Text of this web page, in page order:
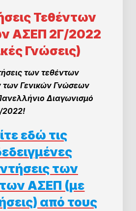
Τεθέντων
ΑΣΕΠ 2Γ/2022
Γνώσεις)
των τεθέντων
των Γενικών Γνώσεων
Διαγωνισμό
2022!
εδώ τις
των
ΑΣΕΠ (με
από τους